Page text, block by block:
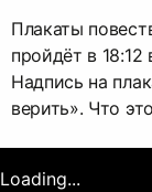
Плакаты
пройдёт в
Надпись на
верить». Что
Loading...